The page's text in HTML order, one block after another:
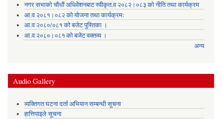
नगर सभाको चौधौं अधिवेशनबाट स्वीकृत.व २०८२।०८३ को नीति तथा कार्यक्रम
आ.व २०८१।०८२ को योजना तथा कार्यक्रमः
आ.व २०८०/०८१ को बजेट पुस्तिका ।
आ.व २०८०।०८१ को बजेट वक्तव्य ।
अन्य
Audio Gallery
व्यक्तिगत घटना दर्ता अभियान सम्बन्धी सूचना
हात्तिपाइले सूचना